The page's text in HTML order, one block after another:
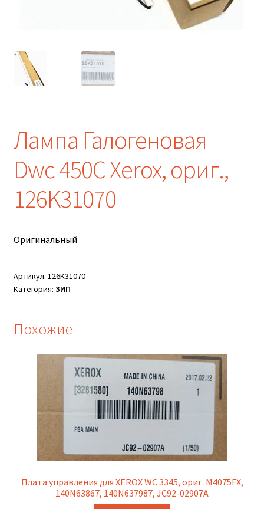
Лампа Галогеновая
Dwc 450C Xerox, ориг.,
126K31070
Оригинальный
Артикул: 126K31070
Категория: ЗИП
Похожие
Плата управления для XEROX WC 3345, ориг. M4075FX,
140N63867, 140N637987, JC92-02907A